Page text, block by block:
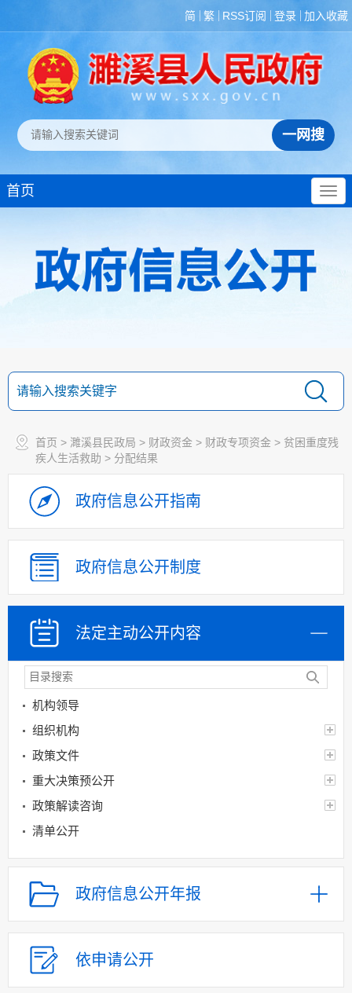
简 繁 RSS订阅 登录 加入收藏
首页
首页 > 濉溪县民政局 > 财政资金 > 财政专项资金 > 贫困重度残
疾人生活救助 > 分配结果
政府信息公开指南
政府信息公开制度
法定主动公开内容
机构领导
组织机构
政策文件
重大决策预公开
政策解读咨询
清单公开
行政权力运行
财政信息
基层重点领域信息公开
规划信息
建议提案办理
政府信息公开年报
依申请公开